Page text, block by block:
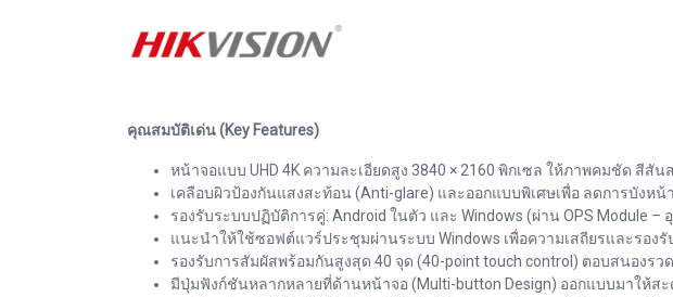
คุณสมบัติเด่น (Key Features)
หน้าจอแบบ UHD 4K ความละเอียดสูง 3840 × 2160 พิกเซล ให้ภาพคมชัด สี
เคลือบผิวป้องกันแสงสะท้อน (Anti-glare) และออกแบบพิเศษเพื่อ ลดการบัง
รองรับระบบปฏิบัติการคู่: Android ในตัว และ Windows (ผ่าน OPS Module
แนะนำให้ใช้ซอฟต์แวร์ประชุมผ่านระบบ Windows เพื่อความเสถียรและรอง
รองรับการสัมผัสพร้อมกันสูงสุด 40 จุด (40-point touch control) ตอบสนอง
มีปุ่มฟังก์ชันหลากหลายที่ด้านหน้าจอ (Multi-button Design) ออกแบบมาให้